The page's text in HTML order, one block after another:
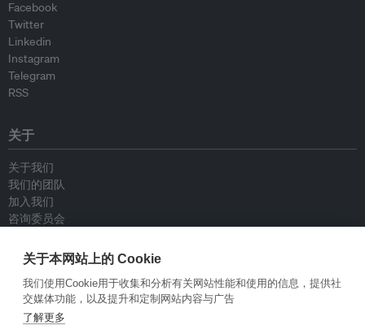
Facebook
Twitter
Linkedin
Instagram
Telegram
RSS
关于
关于我们
我们的团队
加入我们
咨询委员会
联系我们
政策
重新发布指南
关于本网站上的 Cookie
我们使用Cookie用于收集和分析有关网站性能和使用的信息，提供社
交媒体功能，以及提升和定制网站内容与广告
了解更多